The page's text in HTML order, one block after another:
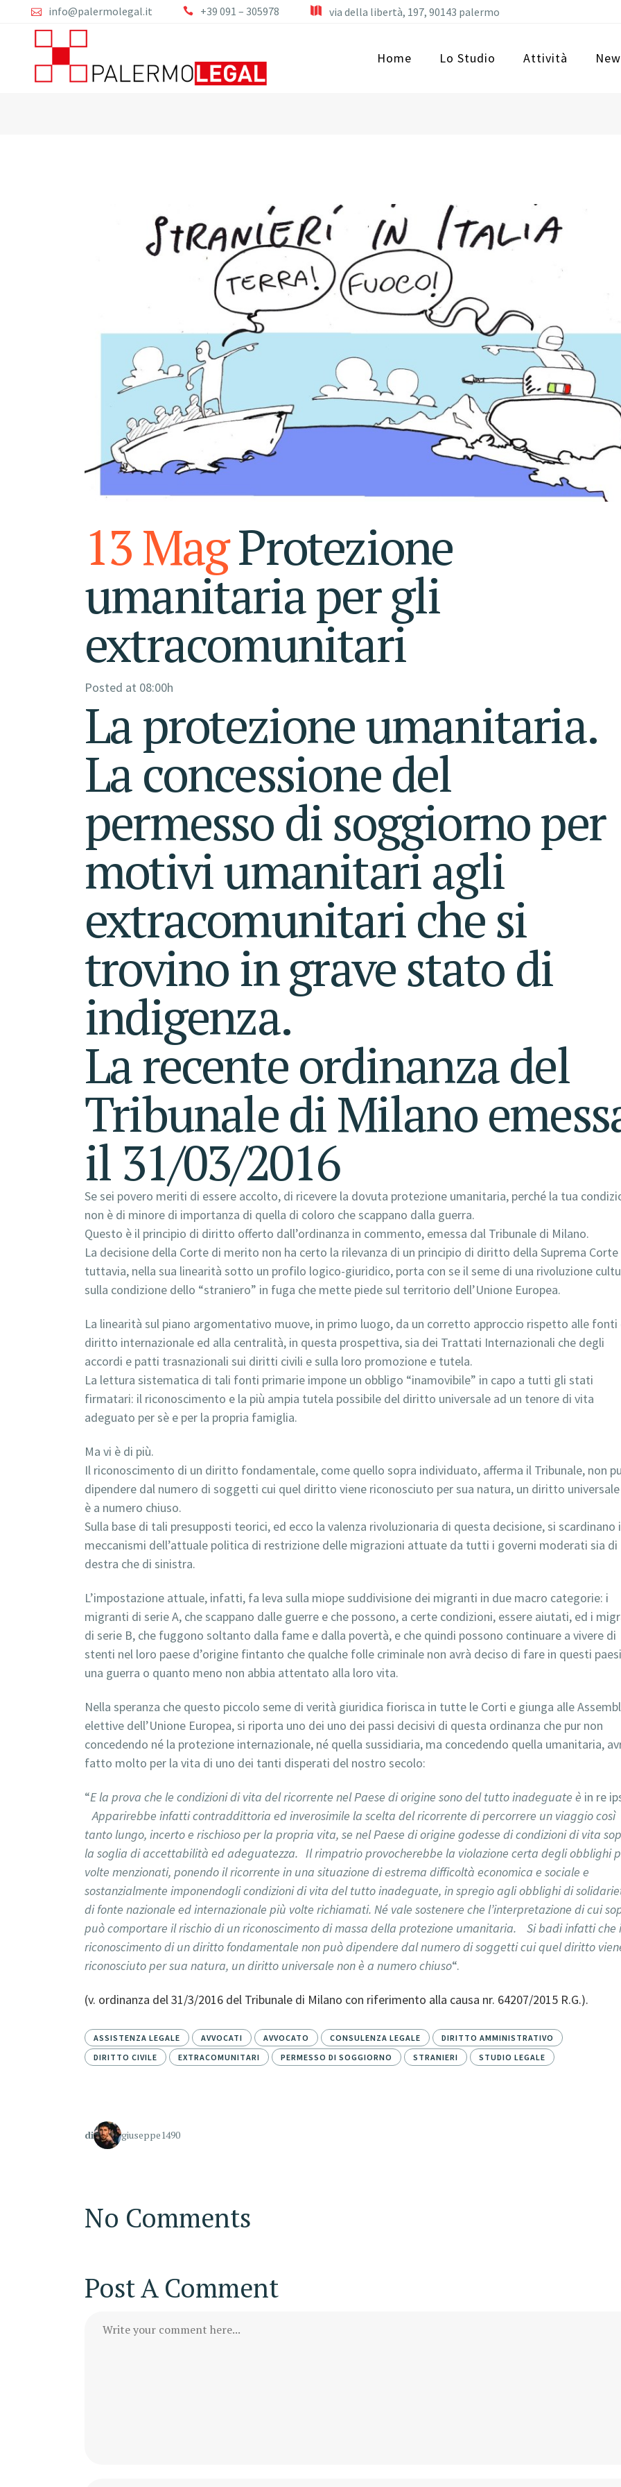
info@palermolegal.it +39 091 – 305978 via della libertà, 197, 90143 palermo
Home Lo Studio Attività
13 MagProtezione
umanitaria per gli
extracomunitari
Posted at 08:00h
La protezione umanitaria.
La concessione del
permesso di soggiorno per
motivi umanitari agli
extracomunitari che si
trovino in grave stato di
indigenza.
La recente ordinanza del
Tribunale di Milano
il 31/03/2016
Se sei povero meriti di essere accolto, di ricevere la dovuta protezione umanitaria, perché la tua
non è di minore di importanza di quella di coloro che scappano dalla guerra.
Questo è il principio di diritto offerto dall’ordinanza in commento, emessa dal Tribunale di Milano.
La decisione della Corte di merito non ha certo la rilevanza di un principio di diritto della Suprema Corte
tuttavia, nella sua linearità sotto un profilo logico-giuridico, porta con se il seme di una rivoluzione
sulla condizione dello “straniero” in fuga che mette piede sul territorio dell’Unione Europea.
La linearità sul piano argomentativo muove, in primo luogo, da un corretto approccio rispetto alle fonti
diritto internazionale ed alla centralità, in questa prospettiva, sia dei Trattati Internazionali che degli
accordi e patti trasnazionali sui diritti civili e sulla loro promozione e tutela.
La lettura sistematica di tali fonti primarie impone un obbligo “inamovibile” in capo a tutti gli stati
firmatari: il riconoscimento e la più ampia tutela possibile del diritto universale ad un tenore di vita
adeguato per sè e per la propria famiglia.
Ma vi è di più.
Il riconoscimento di un diritto fondamentale, come quello sopra individuato, afferma il Tribunale, non
dipendere dal numero di soggetti cui quel diritto viene riconosciuto per sua natura, un diritto
è a numero chiuso.
Sulla base di tali presupposti teorici, ed ecco la valenza rivoluzionaria di questa decisione, si scardinano i
meccanismi dell’attuale politica di restrizione delle migrazioni attuate da tutti i governi moderati sia di
destra che di sinistra.
L’impostazione attuale, infatti, fa leva sulla miope suddivisione dei migranti in due macro categorie: i
migranti di serie A, che scappano dalle guerre e che possono, a certe condizioni, essere aiutati, ed i
di serie B, che fuggono soltanto dalla fame e dalla povertà, e che quindi possono continuare a vivere di
stenti nel loro paese d’origine fintanto che qualche folle criminale non avrà deciso di fare in questi paesi
una guerra o quanto meno non abbia attentato alla loro vita.
Nella speranza che questo piccolo seme di verità giuridica fiorisca in tutte le Corti e giunga alle
elettive dell’Unione Europea, si riporta uno dei uno dei passi decisivi di questa ordinanza che pur non
concedendo né la protezione internazionale, né quella sussidiaria, ma concedendo quella umanitaria,
fatto molto per la vita di uno dei tanti disperati del nostro secolo:
“E la prova che le condizioni di vita del ricorrente nel Paese di origine sono del tutto inadeguate è in re
Apparirebbe infatti contraddittoria ed inverosimile la scelta del ricorrente di percorrere un viaggio così
tanto lungo, incerto e rischioso per la propria vita, se nel Paese di origine godesse di condizioni di vita
la soglia di accettabilità ed adeguatezza. Il rimpatrio provocherebbe la violazione certa degli obblighi
volte menzionati, ponendo il ricorrente in una situazione di estrema difficoltà economica e sociale e
sostanzialmente imponendogli condizioni di vita del tutto inadeguate, in spregio agli obblighi di
di fonte nazionale ed internazionale più volte richiamati. Né vale sostenere che l’interpretazione di cui
può comportare il rischio di un riconoscimento di massa della protezione umanitaria. Si badi infatti che
riconoscimento di un diritto fondamentale non può dipendere dal numero di soggetti cui quel diritto
riconosciuto per sua natura, un diritto universale non è a numero chiuso“.
(v. ordinanza del 31/3/2016 del Tribunale di Milano con riferimento alla causa nr. 64207/2015 R.G.).
ASSISTENZA LEGALE AVVOCATI AVVOCATO CONSULENZA LEGALE
DIRITTO AMMINISTRATIVO
DIRITTO CIVILE
EXTRACOMUNITARI PERMESSO DI SOGGIORNO STRANIERI STUDIO LEGALE
di giuseppe1490
No Comments
Post A Comment